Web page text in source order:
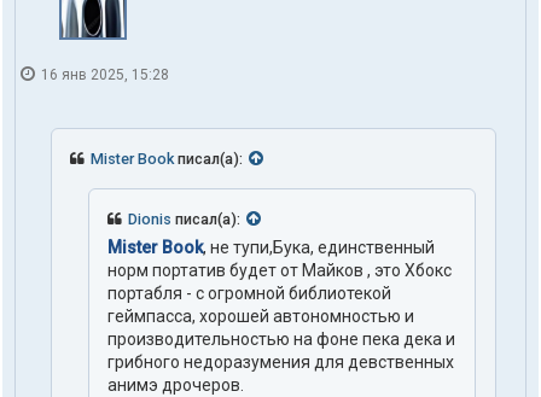
16 янв 2025, 15:28
Mister Bookписал(а):
Dionis писал(а):
Mister Book, не тупи,Бука, единственный
норм портатив будет от Майков , это Хбокс
портабля - с огромной библиотекой
геймпасса, хорошей автономностью и
производительностью на фоне пека дека и
грибного недоразумения для девственных
анимэ дрочеров.